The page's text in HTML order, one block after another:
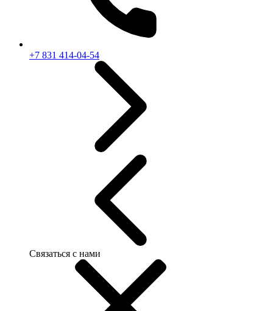
+7 831 414-04-54
Связаться с нами